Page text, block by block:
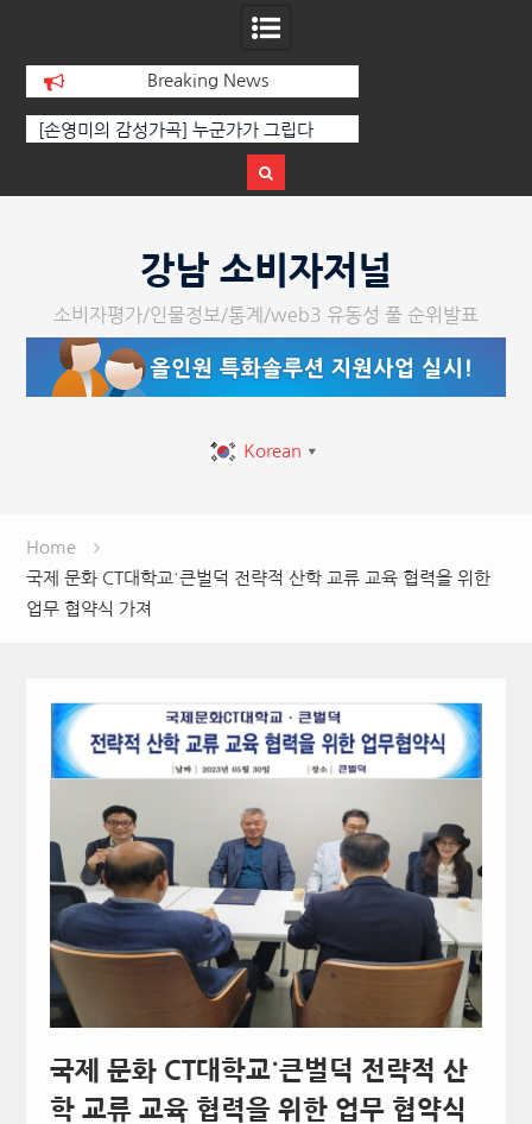
Breaking News
[인인칼럼 유준형] AI와 청문회: 진실을 부
다.
페스티벌’ 성
강남 소비자저널
소비자평가/인물정보/통계/web3 유동성 풀 순위발표
Korean ▼
Home
국제 문화 CT대학교˙큰벌덕 전략적 산학 교류 교육 협력을 위한
업무 협약식 가져
국제 문화 CT대학교˙큰벌덕 전략적 산
학 교류 교육 협력을 위한 업무 협약식